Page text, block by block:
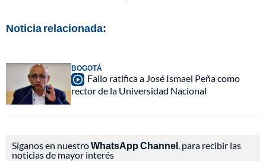
Noticia relacionada:
BOGOTÁ
Fallo ratifica a José Ismael Peña como
rector de la Universidad Nacional
Síganos en nuestroWhatsApp Channel , para recibir las
noticias de mayor interés